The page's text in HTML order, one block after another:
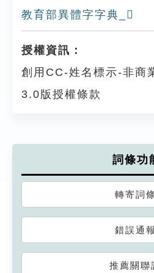
教育部異體字字典_𨪠
授權資訊：
創用CC-姓名標示-非商
3.0版授權條款
詞條功
轉寄詞條
錯誤通報
推薦關聯